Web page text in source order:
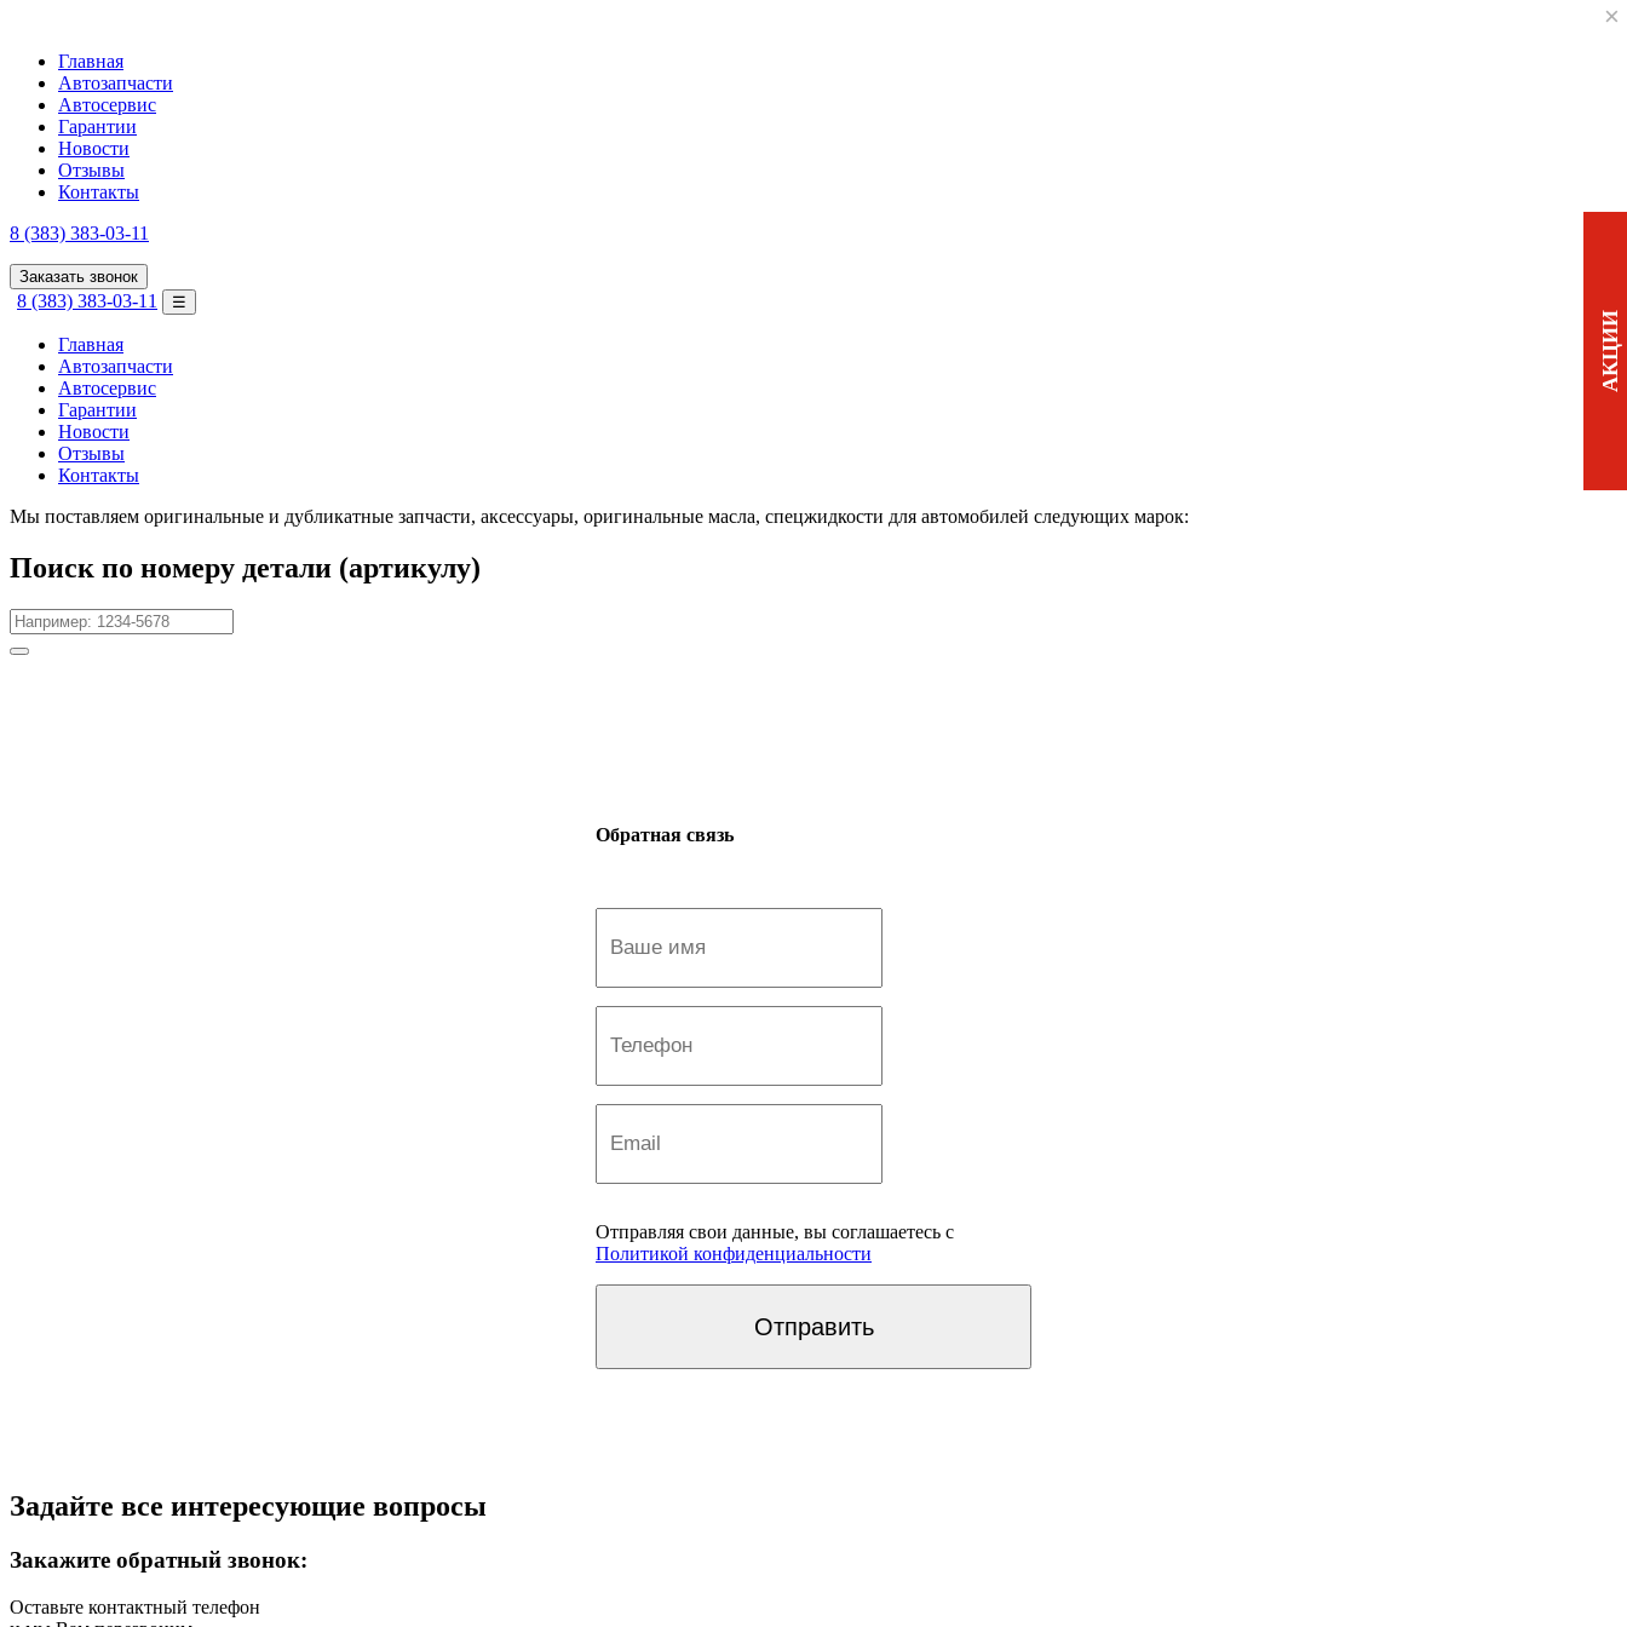
Главная
Автозапчасти
Автосервис
Гарантии
Новости
Отзывы
Контакты
8 (383) 383-03-11
Заказать звонок
8 (383) 383-03-11 ☰
Главная
Автозапчасти
Автосервис
Гарантии
Новости
Отзывы
Контакты
Мы поставляем оригинальные и дубликатные запчасти, аксессуары, оригинальные масла, спецжидкости для автомобилей следующих марок:
Поиск по номеру детали (артикулу)
×
Обратная связь
Отправляя свои данные, вы соглашаетесь с
Политикой конфиденциальности
Отправить
АКЦИИ
Задайте все интересующие вопросы
Закажите обратный звонок:
Оставьте контактный телефон